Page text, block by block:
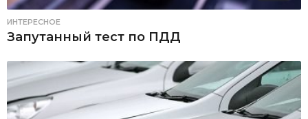
ИНТЕРЕСНОЕ
Запутанный тест по ПДД